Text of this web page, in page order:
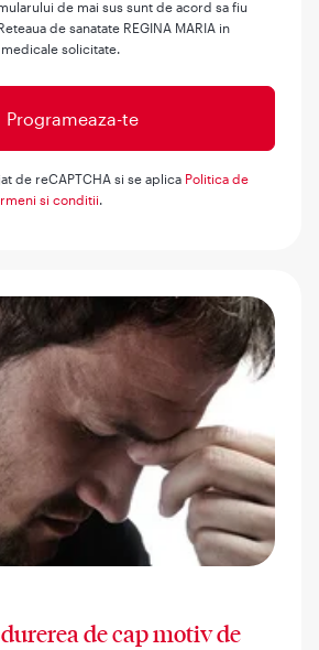
de mai sus sunt de acord sa fiu
de sanatate REGINA MARIA in
solicitate.
de reCAPTCHA si se aplica Politica de
si conditii.
de cap motiv de